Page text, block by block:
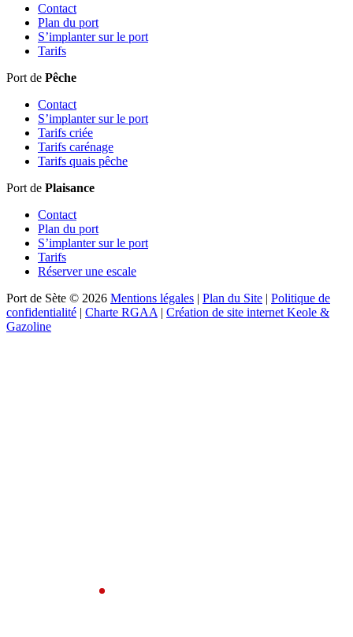
Contact
Plan du port
S’implanter sur le port
Tarifs
Port de Pêche
Contact
S’implanter sur le port
Tarifs criée
Tarifs carénage
Tarifs quais pêche
Port de Plaisance
Contact
Plan du port
S’implanter sur le port
Tarifs
Réserver une escale
Port de Sète © 2026 Mentions légales | Plan du Site | Politique de
confidentialité | Charte RGAA | Création de site internet Keole &
Gazoline